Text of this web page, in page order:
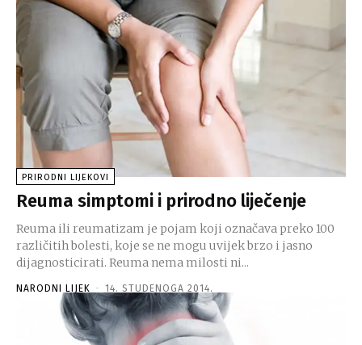
PRIRODNI LIJEKOVI
Reuma simptomi i prirodno liječenje
Reuma ili reumatizam je pojam koji označava preko 100
različitih bolesti, koje se ne mogu uvijek brzo i jasno
dijagnosticirati. Reuma nema milosti ni...
NARODNI LIJEK - 14. STUDENOGA 2014.